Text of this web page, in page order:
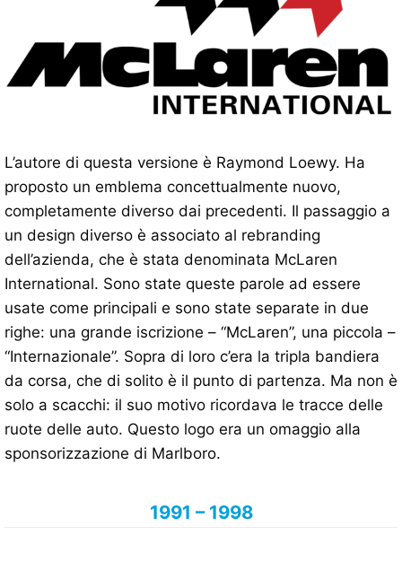
L’autore di questa versione è Raymond Loewy. Ha
proposto un emblema concettualmente nuovo,
completamente diverso dai precedenti. Il passaggio a
un design diverso è associato al rebranding
dell’azienda, che è stata denominata McLaren
International. Sono state queste parole ad essere
usate come principali e sono state separate in due
righe: una grande iscrizione – “McLaren”, una piccola –
“Internazionale”. Sopra di loro c’era la tripla bandiera
da corsa, che di solito è il punto di partenza. Ma non è
solo a scacchi: il suo motivo ricordava le tracce delle
ruote delle auto. Questo logo era un omaggio alla
sponsorizzazione di Marlboro.
1991 – 1998